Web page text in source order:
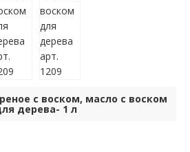
с воском, масло с воском
дерева- 1 л